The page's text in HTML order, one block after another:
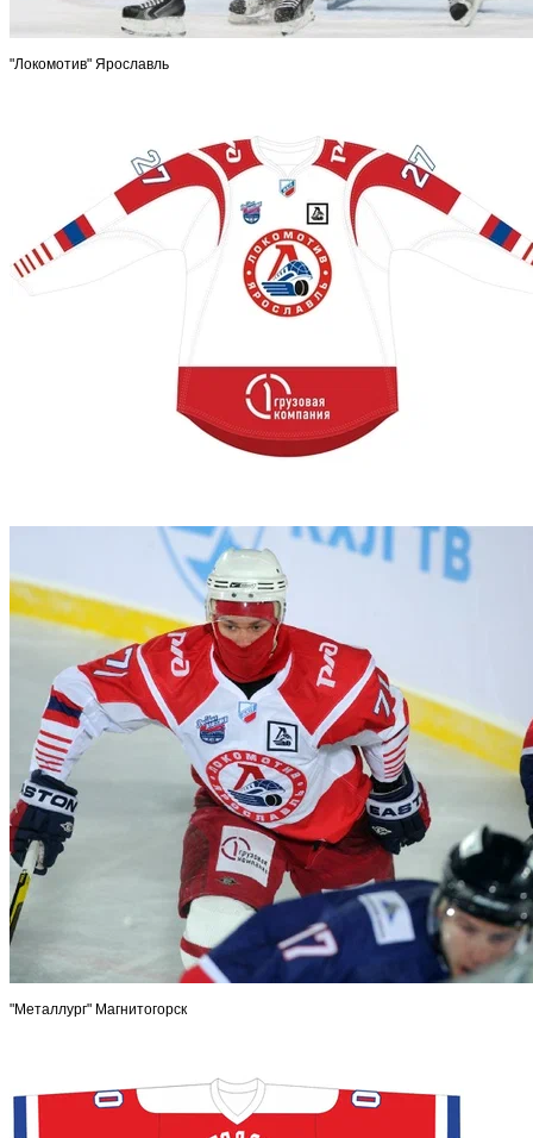
"Локомотив" Ярославль
"Металлург" Магнитогорск